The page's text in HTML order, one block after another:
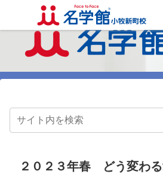
２０２３年春 どう変わ